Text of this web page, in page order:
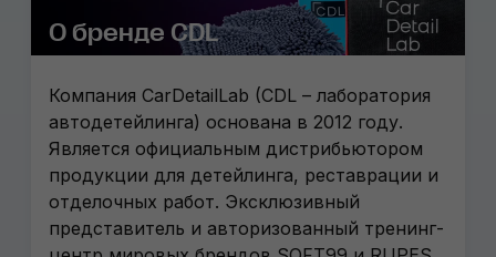
О бренде CDL
Компания CarDetailLab (CDL – лаборатория
автодетейлинга) основана в 2012 году.
Является официальным дистрибьютором
продукции для детейлинга, реставрации и
отделочных работ. Эксклюзивный
представитель и авторизованный тренинг-